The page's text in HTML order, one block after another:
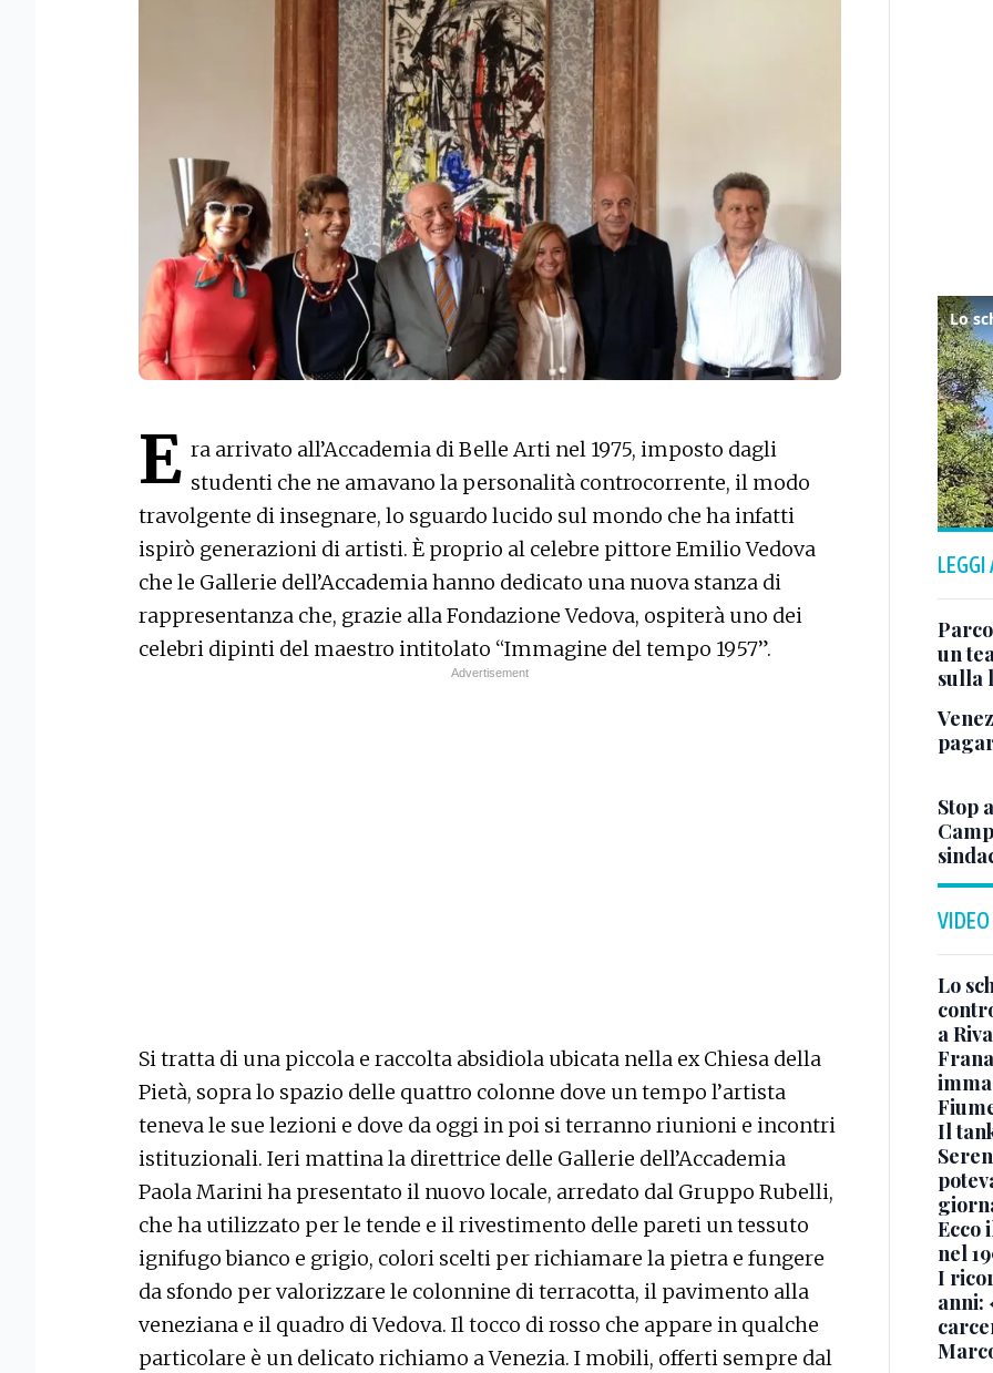
E ra arrivato all’Accademia di Belle Arti nel 1975, imposto dagli
studenti che ne amavano la personalità controcorrente, il modo
travolgente di insegnare, lo sguardo lucido sul mondo che ha infatti
ispirò generazioni di artisti. È proprio al celebre pittore Emilio Vedova
che le Gallerie dell’Accademia hanno dedicato una nuova stanza di
rappresentanza che, grazie alla Fondazione Vedova, ospiterà uno dei
celebri dipinti del maestro intitolato “Immagine del tempo 1957”.
Si tratta di una piccola e raccolta absidiola ubicata nella ex Chiesa della
Pietà, sopra lo spazio delle quattro colonne dove un tempo l’artista
teneva le sue lezioni e dove da oggi in poi si terranno riunioni e incontri
istituzionali. Ieri mattina la direttrice delle Gallerie dell’Accademia
Paola Marini ha presentato il nuovo locale, arredato dal Gruppo Rubelli,
che ha utilizzato per le tende e il rivestimento delle pareti un tessuto
ignifugo bianco e grigio, colori scelti per richiamare la pietra e fungere
da sfondo per valorizzare le colonnine di terracotta, il pavimento alla
veneziana e il quadro di Vedova. Il tocco di rosso che appare in qualche
particolare è un delicato richiamo a Venezia. I mobili, offerti sempre dal
LEGGI
un
sulla
Stop
VIDEO
Lo
a
Il
Ecco
nel
I
anni: